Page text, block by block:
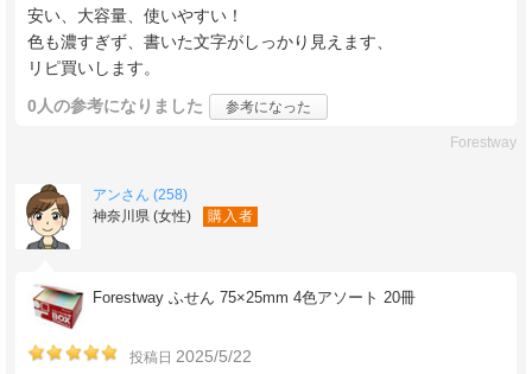
安い、大容量、使いやすい！
色も濃すぎず、書いた文字がしっかり見えます、
リピ買いします。
0人の参考になりました 参考になった
Forestway
アンさん (258)
神奈川県 (女性)
購入者
Forestway ふせん 75×25mm 4色アソート 20冊
投稿日 2025/5/22